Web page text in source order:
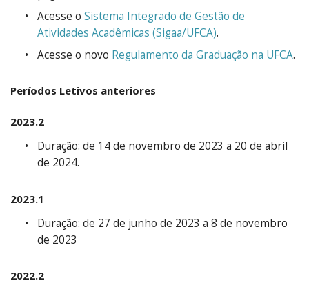
Acesse o Sistema Integrado de Gestão de
Atividades Acadêmicas (Sigaa/UFCA).
Acesse o novo Regulamento da Graduação na UFCA.
Períodos Letivos anteriores
2023.2
Duração: de 14 de novembro de 2023 a 20 de abril
de 2024.
2023.1
Duração: de 27 de junho de 2023 a 8 de novembro
de 2023
2022.2